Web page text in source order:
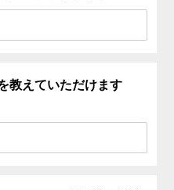
教えていただけます